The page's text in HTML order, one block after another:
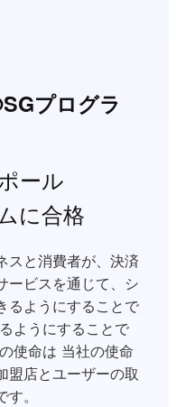
プログラ
ール
に合格
スと消費者が、決済
ービスを通じて、シ
るようにすることで
ようにすることで
使命は 当社の使命
盟店とユーザーの取
。